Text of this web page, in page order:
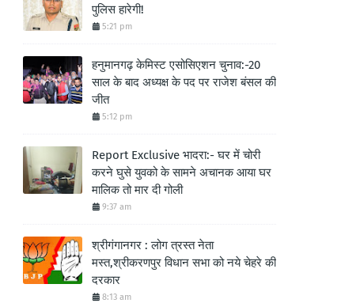
पुलिस हारेगी!
5:21 pm
हनुमानगढ़ केमिस्ट एसोसिएशन चुनाव:-20
साल के बाद अध्यक्ष के पद पर राजेश बंसल की
जीत
5:12 pm
Report Exclusive भादरा:- घर में चोरी
करने घुसे युवको के सामने अचानक आया घर
मालिक तो मार दी गोली
9:37 am
श्रीगंगानगर : लोग त्रस्त नेता
मस्त,श्रीकरणपुर विधान सभा को नये चेहरे की
दरकार
8:13 am